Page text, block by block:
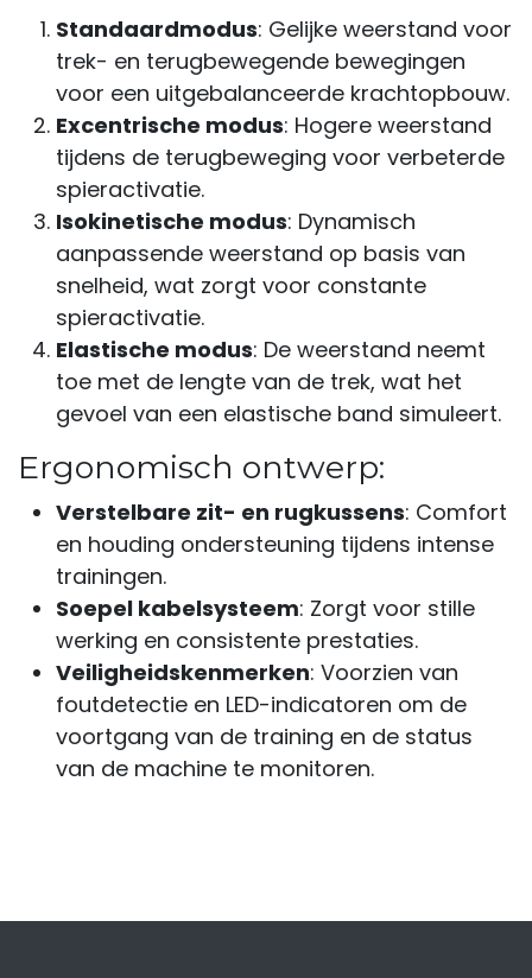
Standaardmodus: Gelijke weerstand voor
trek- en terugbewegende bewegingen
voor een uitgebalanceerde krachtopbouw.
Excentrische modus: Hogere weerstand
tijdens de terugbeweging voor verbeterde
spieractivatie.
Isokinetische modus: Dynamisch
aanpassende weerstand op basis van
snelheid, wat zorgt voor constante
spieractivatie.
Elastische modus: De weerstand neemt
toe met de lengte van de trek, wat het
gevoel van een elastische band simuleert.
Ergonomisch ontwerp:
Verstelbare zit- en rugkussens: Comfort
en houding ondersteuning tijdens intense
trainingen.
Soepel kabelsysteem: Zorgt voor stille
werking en consistente prestaties.
Veiligheidskenmerken: Voorzien van
foutdetectie en LED-indicatoren om de
voortgang van de training en de status
van de machine te monitoren.